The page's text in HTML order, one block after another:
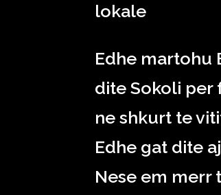
lokale
Edhe martohu
dite Sokoli per
ne shkurt te
Edhe gat dite
Nese em merr